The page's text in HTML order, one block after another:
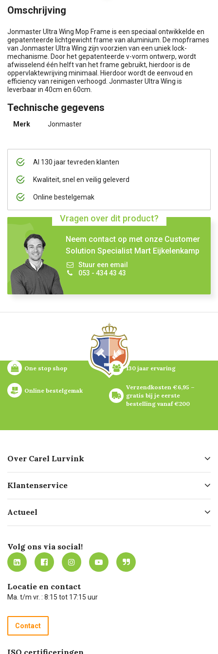
Al 130 jaar tevreden klanten
Kwaliteit, snel en veilig geleverd
Online bestelgemak
Vragen over dit product?
Neem contact op met onze Customer
Solution Specialist Mart Eijkelenkamp
Stuur een email
053 - 434 43 43
Omschrijving
Jonmaster Ultra Wing Mop Frame is een speciaal ontwikkelde en
gepatenteerde lichtgewicht frame van aluminium. De mopframes
van Jonmaster Ultra Wing zijn voorzien van een uniek lock-
mechanisme. Door het gepatenteerde v-vorm ontwerp, wordt
afwisselend één helft van het frame gebruikt, hierdoor is de
oppervlaktewrijving minimaal. Hierdoor wordt de eenvoud en
efficiency van reinigen verhoogd. Jonmaster Ultra Wing is
leverbaar in 40cm en 60cm.
Technische gegevens
Merk Jonmaster
One stop shop 130 jaar ervaring
Online bestelgemak
Verzendkosten €6,95 –
gratis bij je eerste
bestelling vanaf €200
Over Carel Lurvink
Geschiedenis
Missie
Werken bij Carel Lurvink
MVO
Klantenservice
Bezorgen
Mijn Carel Lurvink
Mijn Carel Lurvink instructievideo's
Carel Lurvink App
Hulp op afstand
Technische dienst
Recycle programma
Betalen
Actueel
Innovation LAB
Tevreden klanten
Carel Lurvink Blog
Carel de podcast
Volg ons via social!
Locatie en contact
Ma. t/m vr. : 8:15 tot 17:15 uur
Contact
ISO certificeringen